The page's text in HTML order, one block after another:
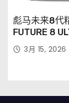
彪马未来8代
FUTURE 8
3月 15, 2026